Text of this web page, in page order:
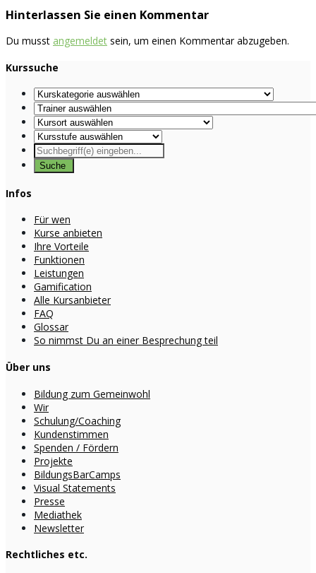
Hinterlassen Sie einen Kommentar
Du musst angemeldet sein, um einen Kommentar abzugeben.
Kurssuche
Infos
Für wen
Kurse anbieten
Ihre Vorteile
Funktionen
Leistungen
Gamification
Alle Kursanbieter
FAQ
Glossar
So nimmst Du an einer Besprechung teil
Über uns
Bildung zum Gemeinwohl
Wir
Schulung/Coaching
Kundenstimmen
Spenden / Fördern
Projekte
BildungsBarCamps
Visual Statements
Presse
Mediathek
Newsletter
Rechtliches etc.